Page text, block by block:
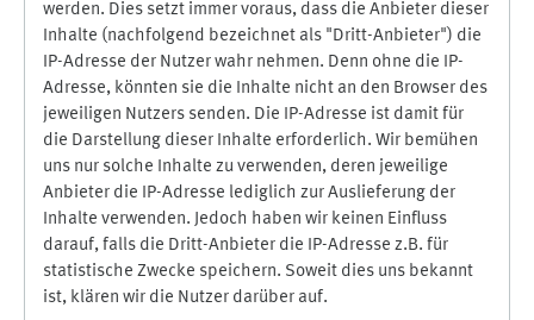
werden. Dies setzt immer voraus, dass die Anbieter dieser
Inhalte (nachfolgend bezeichnet als "Dritt-Anbieter") die
IP-Adresse der Nutzer wahr nehmen. Denn ohne die IP-
Adresse, könnten sie die Inhalte nicht an den Browser des
jeweiligen Nutzers senden. Die IP-Adresse ist damit für
die Darstellung dieser Inhalte erforderlich. Wir bemühen
uns nur solche Inhalte zu verwenden, deren jeweilige
Anbieter die IP-Adresse lediglich zur Auslieferung der
Inhalte verwenden. Jedoch haben wir keinen Einfluss
darauf, falls die Dritt-Anbieter die IP-Adresse z.B. für
statistische Zwecke speichern. Soweit dies uns bekannt
ist, klären wir die Nutzer darüber auf.